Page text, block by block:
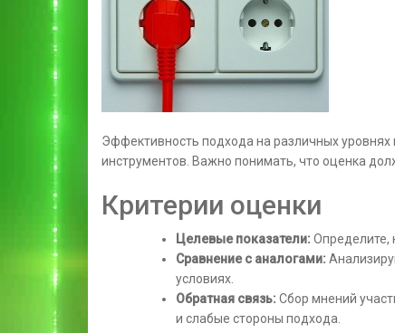
Эффективность подхода на различных
инструментов. Важно понимать, что оценка
Критерии оценки
Целевые показатели: Определите,
Сравнение с аналогами:
условиях.
Обратная связь: Сбор мнений
и слабые стороны подхода.